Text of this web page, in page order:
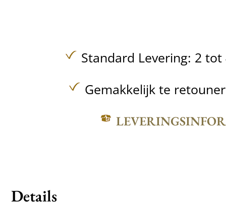
Standard Levering: 2
Gemakkelijk te
Details